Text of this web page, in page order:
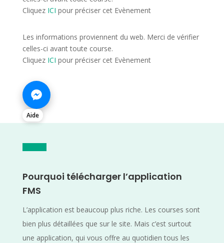
Cliquez ICI pour préciser cet Evènement
Les informations proviennent du web. Merci de vérifier
celles-ci avant toute course.
Cliquez ICI pour préciser cet Evènement
Aide
Pourquoi télécharger l’application
FMS
L’application est beaucoup plus riche. Les courses sont
bien plus détaillées que sur le site. Mais c’est surtout
une application, qui vous offre au quotidien tous les